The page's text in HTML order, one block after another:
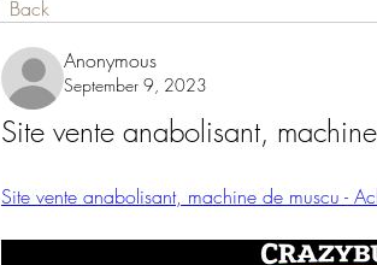
Back
Anonymous
September 9, 2023
Site vente anabolisant,
Site vente anabolisant, machine de muscu -